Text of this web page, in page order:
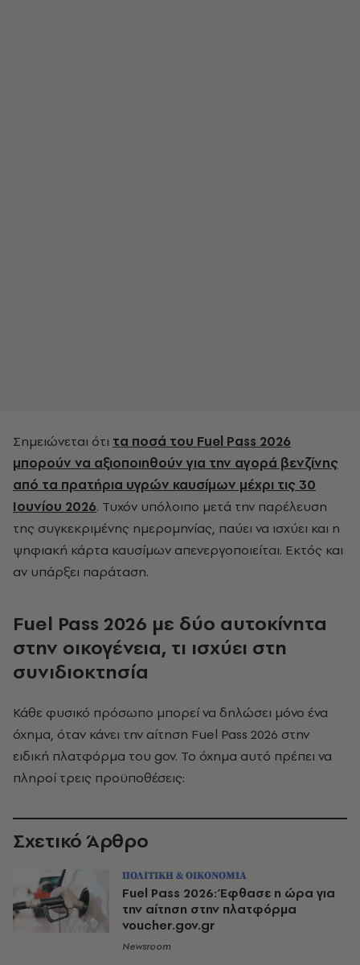
Σημειώνεται ότι τα ποσά του Fuel Pass 2026
μπορούν να αξιοποιηθούν για την αγορά βενζίνης
από τα πρατήρια υγρών καυσίμων μέχρι τις 30
Ιουνίου 2026. Τυχόν υπόλοιπο μετά την παρέλευση
της συγκεκριμένης ημερομηνίας, παύει να ισχύει και η
ψηφιακή κάρτα καυσίμων απενεργοποιείται. Εκτός και
αν υπάρξει παράταση.
Fuel Pass 2026 με δύο αυτοκίνητα
στην οικογένεια, τι ισχύει στη
συνιδιοκτησία
Κάθε φυσικό πρόσωπο μπορεί να δηλώσει μόνο ένα
όχημα, όταν κάνει την αίτηση Fuel Pass 2026 στην
ειδική πλατφόρμα του gov. Το όχημα αυτό πρέπει να
πληροί τρεις προϋποθέσεις:
Σχετικό Άρθρο
ΠΟΛΙΤΙΚΗ & ΟΙΚΟΝΟΜΙΑ
Fuel Pass 2026: Έφθασε η ώρα για
την αίτηση στην πλατφόρμα
voucher.gov.gr
Newsroom